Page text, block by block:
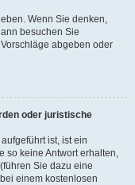
Wenn Sie denken,
besuchen Sie
abgeben oder
oder juristische
ist, ist ein
so keine Antwort erhalten,
Sie dazu eine
einem kostenlosen